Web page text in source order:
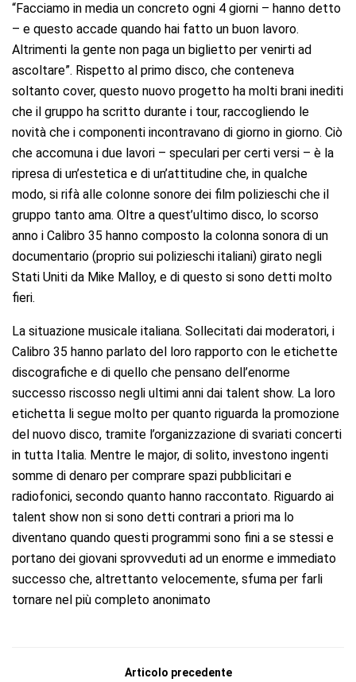
“Facciamo in media un concreto ogni 4 giorni – hanno detto
– e questo accade quando hai fatto un buon lavoro.
Altrimenti la gente non paga un biglietto per venirti ad
ascoltare”. Rispetto al primo disco, che conteneva
soltanto cover, questo nuovo progetto ha molti brani inediti
che il gruppo ha scritto durante i tour, raccogliendo le
novità che i componenti incontravano di giorno in giorno. Ciò
che accomuna i due lavori – speculari per certi versi – è la
ripresa di un’estetica e di un’attitudine che, in qualche
modo, si rifà alle colonne sonore dei film polizieschi che il
gruppo tanto ama. Oltre a quest’ultimo disco, lo scorso
anno i Calibro 35 hanno composto la colonna sonora di un
documentario (proprio sui polizieschi italiani) girato negli
Stati Uniti da Mike Malloy, e di questo si sono detti molto
fieri.
La situazione musicale italiana. Sollecitati dai moderatori, i
Calibro 35 hanno parlato del loro rapporto con le etichette
discografiche e di quello che pensano dell’enorme
successo riscosso negli ultimi anni dai talent show. La loro
etichetta li segue molto per quanto riguarda la promozione
del nuovo disco, tramite l’organizzazione di svariati concerti
in tutta Italia. Mentre le major, di solito, investono ingenti
somme di denaro per comprare spazi pubblicitari e
radiofonici, secondo quanto hanno raccontato. Riguardo ai
talent show non si sono detti contrari a priori ma lo
diventano quando questi programmi sono fini a se stessi e
portano dei giovani sprovveduti ad un enorme e immediato
successo che, altrettanto velocemente, sfuma per farli
tornare nel più completo anonimato
Articolo precedente